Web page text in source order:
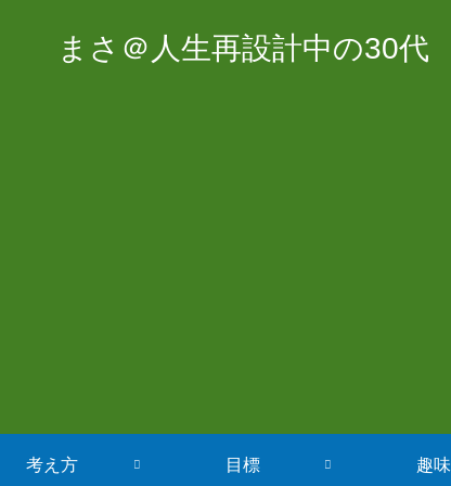
まさ＠人生再設計中の30代
考え方 目標 趣味